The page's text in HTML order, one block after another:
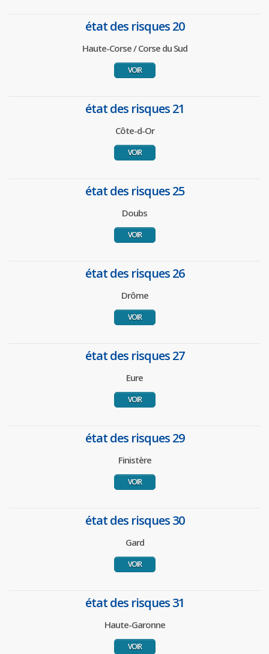
état des risques 20
Haute-Corse / Corse du Sud
VOIR
état des risques 21
Côte-d-Or
VOIR
état des risques 25
Doubs
VOIR
état des risques 26
Drôme
VOIR
état des risques 27
Eure
VOIR
état des risques 29
Finistère
VOIR
état des risques 30
Gard
VOIR
état des risques 31
Haute-Garonne
VOIR